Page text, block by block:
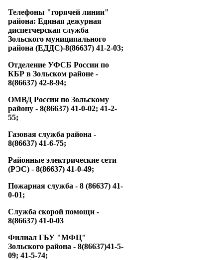
Телефоны "горячей линии"
района: Единая дежурная
диспетчерская служба
Зольского муниципального
района (ЕДДС)-8(86637) 41-2-03;
Отделение УФСБ России по
КБР в Зольском районе -
8(86637) 42-8-94;
ОМВД России по Зольскому
району - 8(86637) 41-0-02; 41-2-
55;
Газовая служба района -
8(86637) 41-6-75;
Районные электрические сети
(РЭС) - 8(86637) 41-0-49;
Пожарная служба - 8 (86637) 41-
0-01;
Служба скорой помощи -
8(86637) 41-0-03
Филиал ГБУ "МФЦ"
Зольского района - 8(86637)41-5-
09; 41-5-74;